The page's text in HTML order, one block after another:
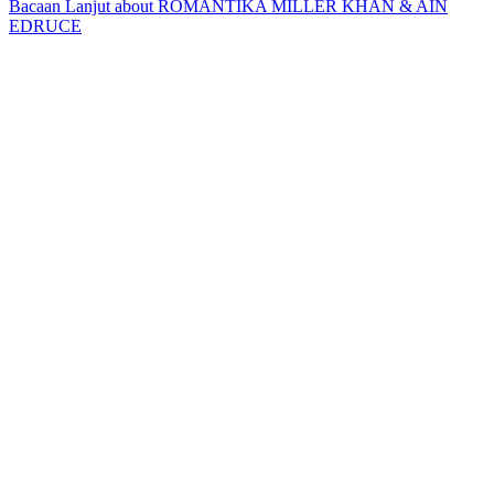
Bacaan Lanjut about ROMANTIKA MILLER KHAN & AIN
EDRUCE